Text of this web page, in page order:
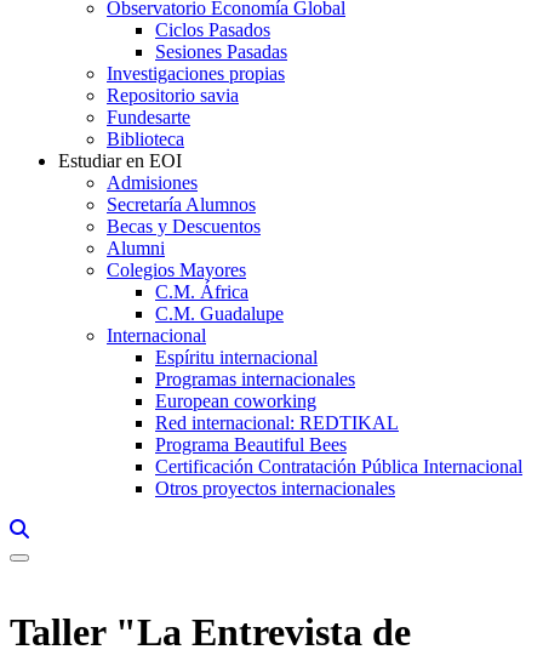
Observatorio Economía Global
Ciclos Pasados
Sesiones Pasadas
Investigaciones propias
Repositorio savia
Fundesarte
Biblioteca
Estudiar en EOI
Admisiones
Secretaría Alumnos
Becas y Descuentos
Alumni
Colegios Mayores
C.M. África
C.M. Guadalupe
Internacional
Espíritu internacional
Programas internacionales
European coworking
Red internacional: REDTIKAL
Programa Beautiful Bees
Certificación Contratación Pública Internacional
Otros proyectos internacionales
Taller "La Entrevista de